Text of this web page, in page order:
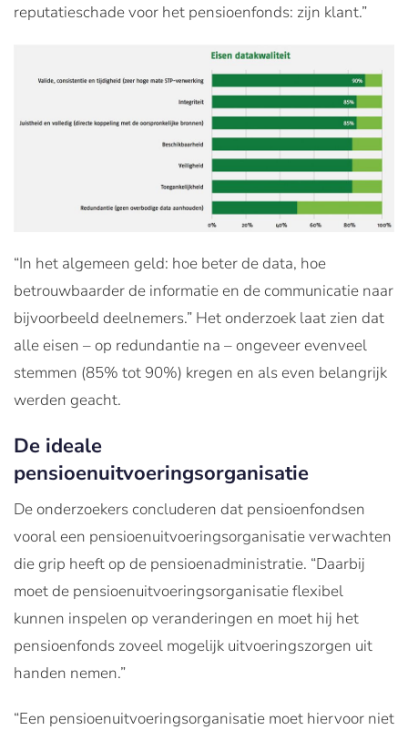
reputatieschade voor het pensioenfonds: zijn klant.”
“In het algemeen geld: hoe beter de data, hoe
betrouwbaarder de informatie en de communicatie naar
bijvoorbeeld deelnemers.” Het onderzoek laat zien dat
alle eisen – op redundantie na – ongeveer evenveel
stemmen (85% tot 90%) kregen en als even belangrijk
werden geacht.
De ideale
pensioenuitvoeringsorganisatie
De onderzoekers concluderen dat pensioenfondsen
vooral een pensioenuitvoeringsorganisatie verwachten
die grip heeft op de pensioenadministratie. “Daarbij
moet de pensioenuitvoeringsorganisatie flexibel
kunnen inspelen op veranderingen en moet hij het
pensioenfonds zoveel mogelijk uitvoeringszorgen uit
handen nemen.”
“Een pensioenuitvoeringsorganisatie moet hiervoor niet